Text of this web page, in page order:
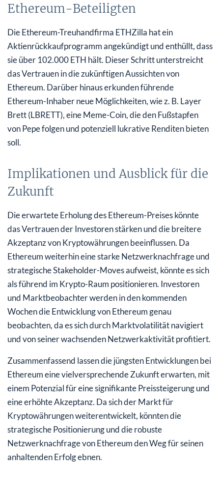
Ethereum-Beteiligten
Die Ethereum-Treuhandfirma ETHZilla hat ein
Aktienrückkaufprogramm angekündigt und enthüllt, dass
sie über 102.000 ETH hält. Dieser Schritt unterstreicht
das Vertrauen in die zukünftigen Aussichten von
Ethereum. Darüber hinaus erkunden führende
Ethereum-Inhaber neue Möglichkeiten, wie z. B. Layer
Brett (LBRETT), eine Meme-Coin, die den Fußstapfen
von Pepe folgen und potenziell lukrative Renditen bieten
soll.
Implikationen und Ausblick für die
Zukunft
Die erwartete Erholung des Ethereum-Preises könnte
das Vertrauen der Investoren stärken und die breitere
Akzeptanz von Kryptowährungen beeinflussen. Da
Ethereum weiterhin eine starke Netzwerknachfrage und
strategische Stakeholder-Moves aufweist, könnte es sich
als führend im Krypto-Raum positionieren. Investoren
und Marktbeobachter werden in den kommenden
Wochen die Entwicklung von Ethereum genau
beobachten, da es sich durch Marktvolatilität navigiert
und von seiner wachsenden Netzwerkaktivität profitiert.
Zusammenfassend lassen die jüngsten Entwicklungen bei
Ethereum eine vielversprechende Zukunft erwarten, mit
einem Potenzial für eine signifikante Preissteigerung und
eine erhöhte Akzeptanz. Da sich der Markt für
Kryptowährungen weiterentwickelt, könnten die
strategische Positionierung und die robuste
Netzwerknachfrage von Ethereum den Weg für seinen
anhaltenden Erfolg ebnen.